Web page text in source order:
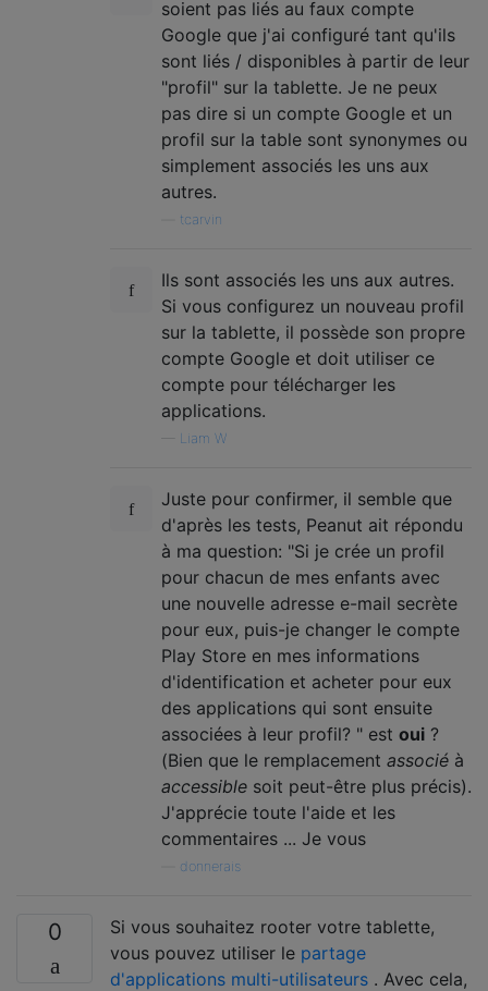
soient pas liés au faux compte
Google que j'ai configuré tant qu'ils
sont liés / disponibles à partir de leur
"profil" sur la tablette. Je ne peux
pas dire si un compte Google et un
profil sur la table sont synonymes ou
simplement associés les uns aux
autres.
tcarvin
Ils sont associés les uns aux autres.
Si vous configurez un nouveau profil
sur la tablette, il possède son propre
compte Google et doit utiliser ce
compte pour télécharger les
applications.
Liam W
Juste pour confirmer, il semble que
d'après les tests, Peanut ait répondu
à ma question: "Si je crée un profil
pour chacun de mes enfants avec
une nouvelle adresse e-mail secrète
pour eux, puis-je changer le compte
Play Store en mes informations
d'identification et acheter pour eux
des applications qui sont ensuite
associées à leur profil? " est oui ?
(Bien que le remplacement associé à
accessible soit peut-être plus précis).
J'apprécie toute l'aide et les
commentaires ... Je vous
donnerais
0
Si vous souhaitez rooter votre tablette,
vous pouvez utiliser le partage
d'applications multi-utilisateurs . Avec cela,